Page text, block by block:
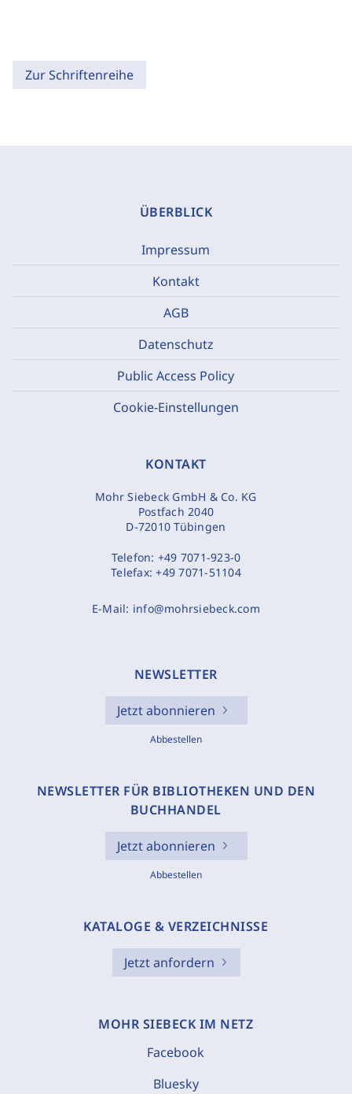
Zur Schriftenreihe
ÜBERBLICK
Impressum
Kontakt
AGB
Datenschutz
Public Access Policy
Cookie-Einstellungen
KONTAKT
Mohr Siebeck GmbH & Co. KG
Postfach 2040
D-72010 Tübingen
Telefon: +49 7071-923-0
Telefax:+49 7071-51104
E-Mail: info@mohrsiebeck.com
NEWSLETTER
Jetzt abonnieren
Abbestellen
NEWSLETTER FÜR BIBLIOTHEKEN UND DEN
BUCHHANDEL
Jetzt abonnieren
Abbestellen
KATALOGE & VERZEICHNISSE
Jetzt anfordern
MOHR SIEBECK IM NETZ
Facebook
Bluesky